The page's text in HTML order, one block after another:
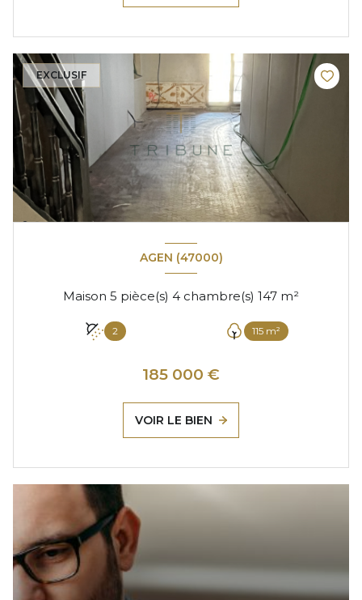
EXCLUSIF
AGEN (47000)
Maison 5 pièce(s) 4 chambre(s) 147 m²
2 115 m²
185 000 €
VOIR LE BIEN